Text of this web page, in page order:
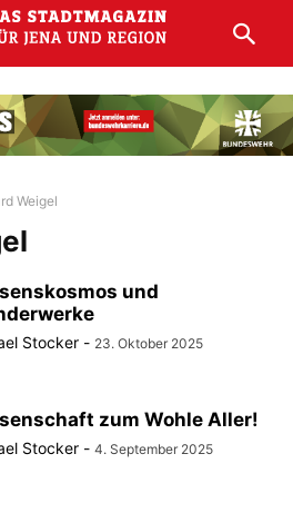
Weigel
und
Stocker - 23. Oktober 2025
zum Wohle Aller!
Stocker - 4. September 2025